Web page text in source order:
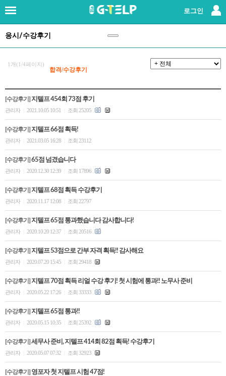
로그인
×
로그인|회원가입
지텔프란?
강사소개
패키지강좌
단과강좌
레벨테스트
응시/수강후기(147)
고객센터
수강바구니| 주문/배송
응시/수강후기
합격/수강후기
1개(1/4페이지)
[수강후기] 지텔프 454회 73점 후기
관리자 2021.10.05 10:51 조회 25205
[수강후기] 지텔프 66점 획득!
관리자 2021.03.05 16:28 조회 23112
[수강후기] 65점 넘겼습니다
관리자 2020.12.30 12:39 조회 17896
[수강후기] 지텔프 68점 획득 수강후기
관리자 2020.11.17 12:08 조회 22797
[수강후기] 지텔프 65점 통과했습니다 감사합니다!
관리자 2020.10.20 12:37 조회 20516
[수강후기] 지텔프 53점으로 간부 자격 획득!! 감사해요
관리자 2020.07.20 15:45 조회 29418
[수강후기] 지텔프 70점 획득 리얼 수강 후기! 첫 시험에 통과!! 노무사 준비
관리자 2020.05.22 17:26 조회 33333
[수강후기] 지텔프 65점 통과!!
관리자 2020.05.15 10:35 조회 25392
[수강후기] 세무사 준비, 지텔프 414회 82점 획득! 수강후기
관리자 2020.05.07 07:32 조회 32923
[수강후기] 영포자 첫 지텔프 시험 47점!